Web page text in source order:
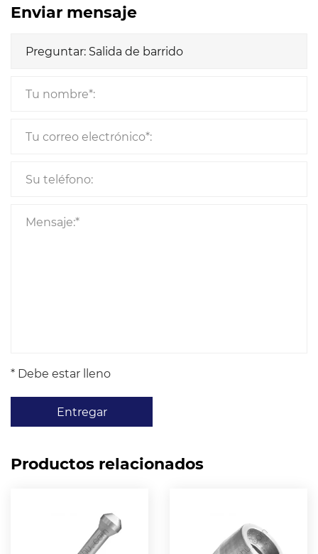
Enviar mensaje
* Debe estar lleno
Entregar
Productos relacionados